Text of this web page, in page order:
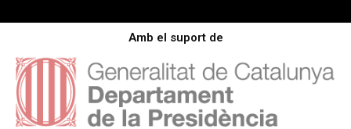
Amb el suport de